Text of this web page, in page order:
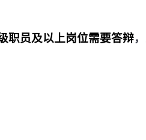
职员及以上岗位需要答辩